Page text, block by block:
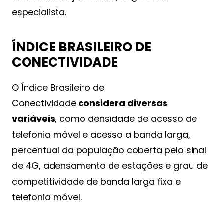
especialista.
ÍNDICE BRASILEIRO DE
CONECTIVIDADE
O Índice Brasileiro de
Conectividadeconsidera diversas
variáveis, como densidade de acesso de
telefonia móvel e acesso a banda larga,
percentual da população coberta pelo sinal
de 4G, adensamento de estações e grau de
competitividade de banda larga fixa e
telefonia móvel.